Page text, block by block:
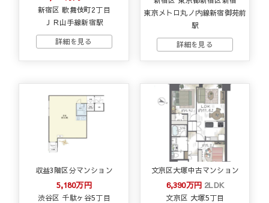
新宿区 歌舞伎町2丁目
ＪＲ山手線新宿駅
東京メトロ丸ノ内線新宿御苑前
駅
収益3階区分マンション
5,180万円
渋谷区 千駄ヶ谷5丁目
文京区大塚中古マンション
6,390万円 2LDK
文京区 大塚5丁目